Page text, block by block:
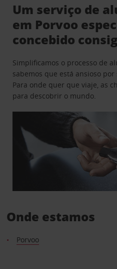
Um serviço de
em Porvoo
concebido
Simplificamos o processo de
sabemos que está ansioso
Para onde quer que viaje, as
para descobrir o mundo.
Onde estamos
Porvoo